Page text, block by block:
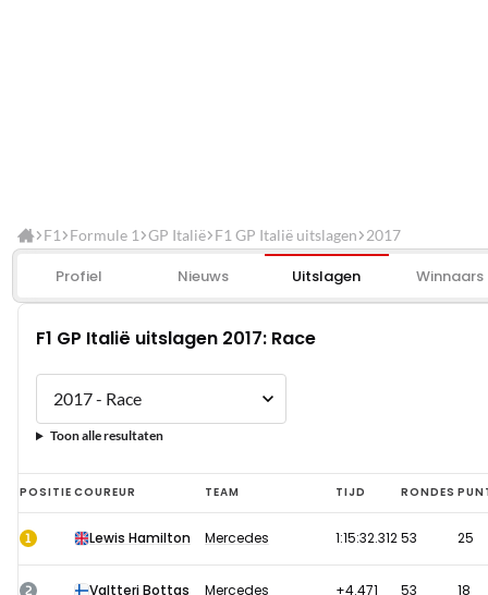
F1 Formule 1 GP Italië F1 GP Italië uitslagen 2017
Profiel Nieuws Uitslagen Winnaars
F1 GP Italië uitslagen 2017: Race
Toon alle resultaten
F1
GP
Italië
uitslagen
POSITIE COUREUR TEAM TIJD RONDES
1 Lewis Hamilton Mercedes 1:15:32.31253 25
2 Valtteri Bottas Mercedes +4.471 53 18